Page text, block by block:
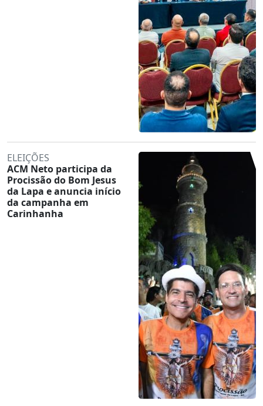
ELEIÇÕES
ACM Neto participa da
Procissão do Bom Jesus
da Lapa e anuncia início
da campanha em
Carinhanha